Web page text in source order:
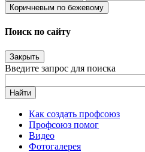
Коричневым по бежевому
Поиск по сайту
Закрыть
Введите запрос для поиска
Найти
Как создать профсоюз
Профсоюз помог
Видео
Фотогалерея